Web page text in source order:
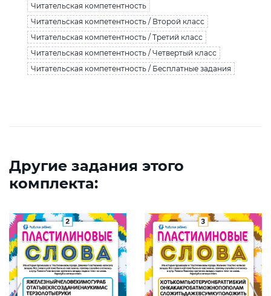
Читательская компетентность
Читательская компетентность / Второй класс
Читательская компетентность / Третий класс
Читательская компетентность / Четвертый класс
Читательская компетентность / Бесплатные задания
Другие задания этого
комплекта: